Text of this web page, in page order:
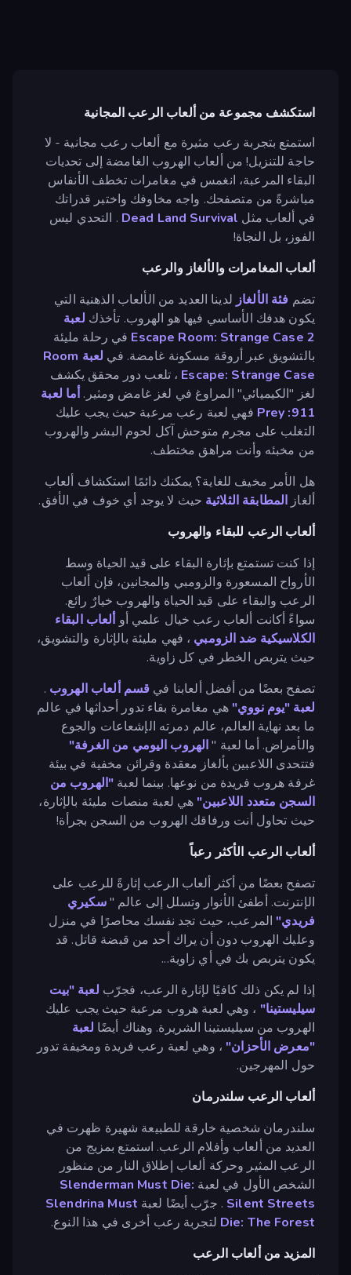
استكشف مجموعة من ألعاب الرعب المجانية
استمتع بتجربة رعب مثيرة مع ألعاب رعب مجانية - لا
حاجة للتنزيل! من ألعاب الهروب الغامضة إلى تحديات
البقاء المرعبة، انغمس في مغامرات تخطف الأنفاس
مباشرةً من متصفحك. واجه مخاوفك واختبر قدراتك
في ألعاب مثل Dead Land Survival . التحدي ليس
الفوز، بل النجاة!
ألعاب المغامرات والألغاز والرعب
تضم فئة الألغاز لدينا العديد من الألعاب الذهنية التي
يكون هدفك الأساسي فيها هو الهروب. تأخذك لعبة
Escape Room: Strange Case 2 في رحلة مليئة
بالتشويق عبر أروقة مسكونة غامضة. في
لعبة Room
Escape: Strange Case ، تلعب دور محقق يكشف
لغز "الكيميائي" المراوغ في لغز غامض ومثير.أما لعبة
911: Prey
فهي لعبة رعب مرعبة حيث يجب عليك
التغلب على مجرم متوحش آكل لحوم البشر والهروب
من مخبئه وأنت مراهق مختطف.
هل الأمر مخيف للغاية؟ يمكنك دائمًا استكشاف ألعاب
ألغاز المطابقة الثلاثية حيث لا يوجد أي خوف في الأفق.
ألعاب الرعب للبقاء والهروب
إذا كنت تستمتع بإثارة البقاء على قيد الحياة وسط
الأرواح المسعورة والزومبي والمجانين، فإن ألعاب
الرعب والبقاء على قيد الحياة والهروب خيارٌ رائع.
سواءً أكانت ألعاب رعب خيال علمي أوألعاب البقاء
الكلاسيكية ضد الزومبي ، فهي مليئة بالإثارة والتشويق،
حيث يتربص الخطر في كل زاوية.
تصفح بعضًا من أفضل ألعابنا في قسم ألعاب الهروب .
لعبة "يوم نووي" هي مغامرة بقاء تدور أحداثها في عالم
ما بعد نهاية العالم، عالم دمرته الإشعاعات والجوع
والأمراض. أما لعبة "الهروب اليومي من الغرفة"
فتتحدى اللاعبين بألغاز معقدة وقرائن مخفية في بيئة
غرفة هروب فريدة من نوعها. بينما لعبة "الهروب من
السجن متعدد اللاعبين" هي لعبة منصات مليئة بالإثارة،
حيث تحاول أنت ورفاقك الهروب من السجن بجرأة!
ألعاب الرعب الأكثر رعباً
تصفح بعضًا من أكثر ألعاب الرعب إثارةً للرعب على
الإنترنت. أطفئ الأنوار وتسلل إلى عالم "سكيري
فريدي" المرعب، حيث تجد نفسك محاصرًا في منزل
وعليك الهروب دون أن يراك أحد من قبضة قاتل. قد
يكون يتربص بك في أي زاوية...
إذا لم يكن ذلك كافيًا لإثارة الرعب، فجرّب لعبة "بيت
سيليستينا" ، وهي لعبة هروب مرعبة حيث يجب عليك
الهروب من سيليستينا الشريرة. وهناك أيضًا لعبة
"معرض الأحزان" ، وهي لعبة رعب فريدة ومخيفة تدور
حول المهرجين.
ألعاب الرعب سلندرمان
سلندرمان شخصية خارقة للطبيعة شهيرة ظهرت في
العديد من ألعاب وأفلام الرعب. استمتع بمزيج من
الرعب المثير وحركة ألعاب إطلاق النار من منظور
الشخص الأول في لعبة Slenderman Must Die:
Silent Streets . جرّب أيضًا لعبة Slendrina Must
Die: The Forest لتجربة رعب أخرى في هذا النوع.
المزيد من ألعاب الرعب